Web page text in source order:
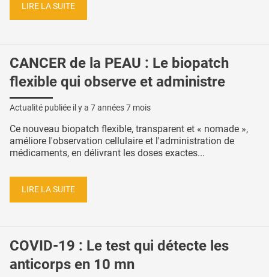
LIRE LA SUITE
CANCER de la PEAU : Le biopatch
flexible qui observe et administre
Actualité publiée il y a 7 années 7 mois
Ce nouveau biopatch flexible, transparent et « nomade »,
améliore l'observation cellulaire et l'administration de
médicaments, en délivrant les doses exactes...
LIRE LA SUITE
COVID-19 : Le test qui détecte les
anticorps en 10 mn